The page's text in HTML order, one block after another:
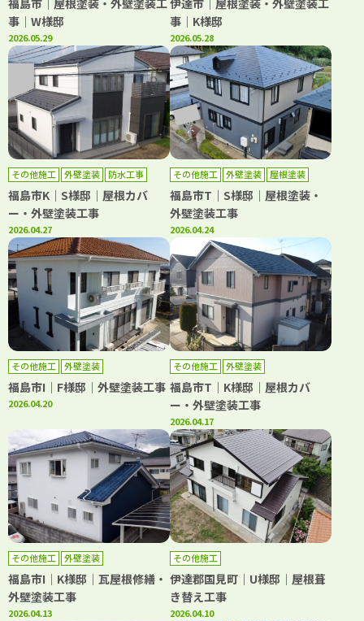
福島市｜屋根塗装・外壁塗装工
事｜W様邸
2026.05.29
伊達市｜屋根塗装・外壁塗装工
事｜K様邸
2026.05.28
その他施工 外壁塗装 防水工事
福島市K｜S様邸｜屋根カバ
ー・外壁塗装工事
2026.04.27
その他施工 外壁塗装 屋根塗装
福島市T｜S様邸｜屋根塗装・
外壁塗装工事
2026.04.24
その他施工 外壁塗装
福島市I｜F様邸｜外壁塗装工事
2026.04.20
その他施工 外壁塗装
福島市T｜K様邸｜屋根カバ
ー・外壁塗装工事
2026.04.17
その他施工 外壁塗装
福島市I｜K様邸｜瓦屋根修繕・
外壁塗装工事
2026.04.13
その他施工
伊達郡国見町｜U様邸｜屋根葺
き替え工事
2026.04.10